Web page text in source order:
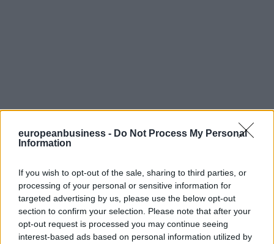
europeanbusiness - Do Not Process My Personal
Information
If you wish to opt-out of the sale, sharing to third parties, or
processing of your personal or sensitive information for
targeted advertising by us, please use the below opt-out
section to confirm your selection. Please note that after your
opt-out request is processed you may continue seeing
interest-based ads based on personal information utilized by